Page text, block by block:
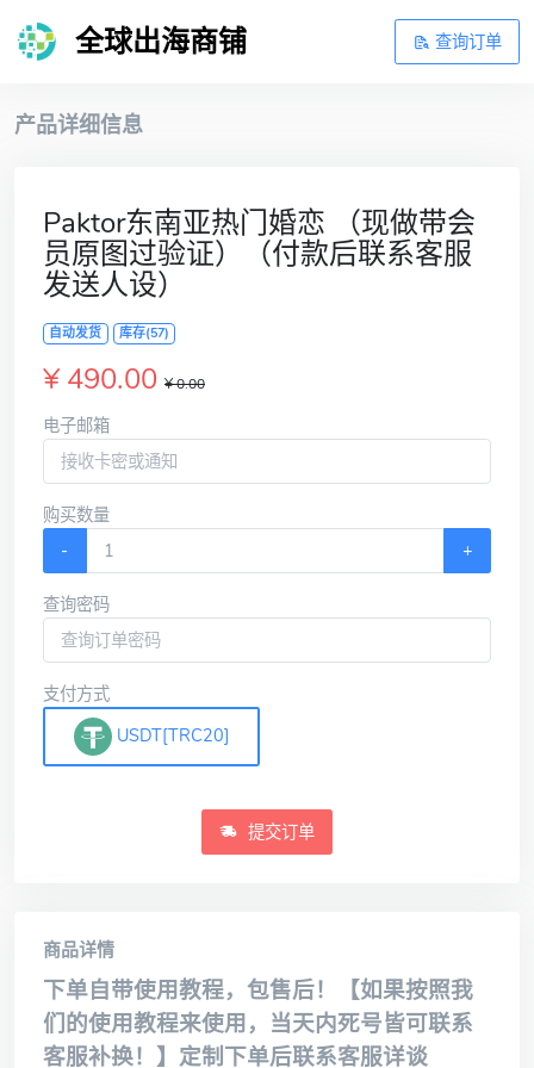
全球出海商铺 查询订单
产品详细信息
Paktor东南亚热门婚恋 （现做带会
员原图过验证）（付款后联系客服
发送人设）
自动发货 库存(57)
¥ 490.00 ¥ 0.00
电子邮箱
购买数量
-
+
查询密码
支付方式
USDT[TRC20]
提交订单
商品详情
下单自带使用教程，包售后！【如果按照我
们的使用教程来使用，当天内死号皆可联系
客服补换！】定制下单后联系客服详谈